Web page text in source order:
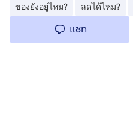
ของยังอยู่ไหม? ลดได้ไหม?
แชท